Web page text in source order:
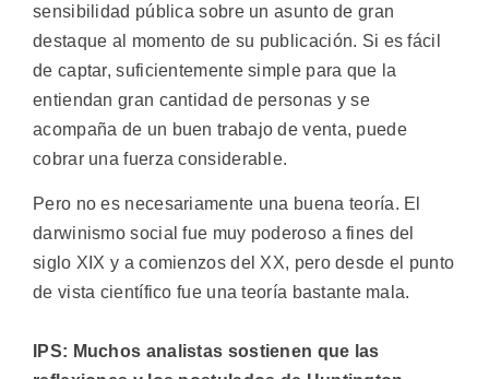
sensibilidad pública sobre un asunto de gran
destaque al momento de su publicación. Si es fácil
de captar, suficientemente simple para que la
entiendan gran cantidad de personas y se
acompaña de un buen trabajo de venta, puede
cobrar una fuerza considerable.
Pero no es necesariamente una buena teoría. El
darwinismo social fue muy poderoso a fines del
siglo XIX y a comienzos del XX, pero desde el punto
de vista científico fue una teoría bastante mala.
IPS: Muchos analistas sostienen que las